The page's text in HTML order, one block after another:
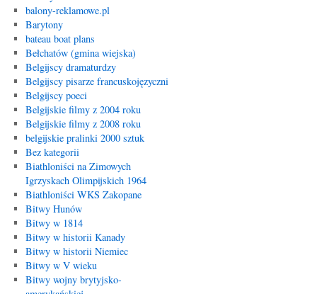
balony-reklamowe.pl
Barytony
bateau boat plans
Bełchatów (gmina wiejska)
Belgijscy dramaturdzy
Belgijscy pisarze francuskojęzyczni
Belgijscy poeci
Belgijskie filmy z 2004 roku
Belgijskie filmy z 2008 roku
belgijskie pralinki 2000 sztuk
Bez kategorii
Biathloniści na Zimowych
Igrzyskach Olimpijskich 1964
Biathloniści WKS Zakopane
Bitwy Hunów
Bitwy w 1814
Bitwy w historii Kanady
Bitwy w historii Niemiec
Bitwy w V wieku
Bitwy wojny brytyjsko-